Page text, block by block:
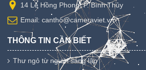
14 Lê Hồng Phong, P. Bình Thủy
Email: cantho@cameraviet.vn
THÔNG TIN CẦN BIẾT
Thư ngỏ từ người sáng lập